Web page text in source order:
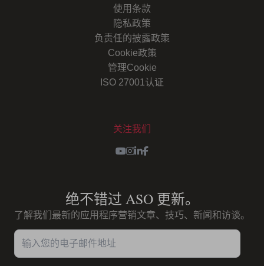
使用条款
隐私政策
负责任的披露政策
Cookie政策
管理Cookie
ISO 27001认证
关注我们
Youtube
Instagram
LinkedIn
Facebook
绝不错过 ASO 更新。
了解我们最新的应用程序营销文章、技巧、新闻和访谈。
输入您的电子邮件地址